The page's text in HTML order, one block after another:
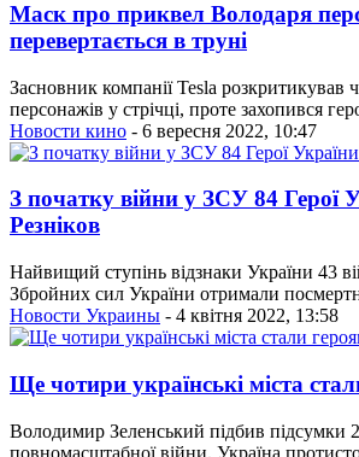
Маск про приквел Володаря
перевертається в труні
Засновник компанії Tesla розкритикував
персонажів у стрічці, проте захопився
Новости кино - 6 вересня 2022, 10:47
З початку війни у ЗСУ 84 Герої
Резніков
Найвищий ступінь відзнаки України 43
Збройних сил України отримали
Новости Украины - 4 квітня 2022, 13:58
Ще чотири українські міста
Володимир Зеленський підбив підсумки
повномасштабної війни. Україна